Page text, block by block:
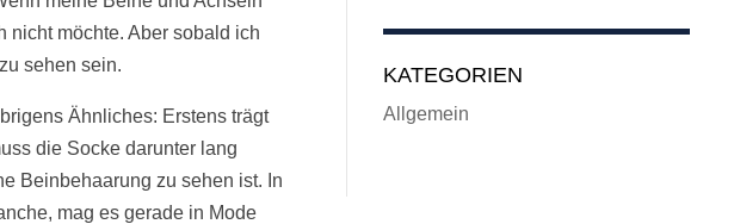
nicht möchte. Aber sobald ich
sehen sein.
Ähnliches: Erstens trägt
die Socke darunter lang
Beinbehaarung zu sehen ist. In
mag es gerade in Mode
KATEGORIEN
Allgemein